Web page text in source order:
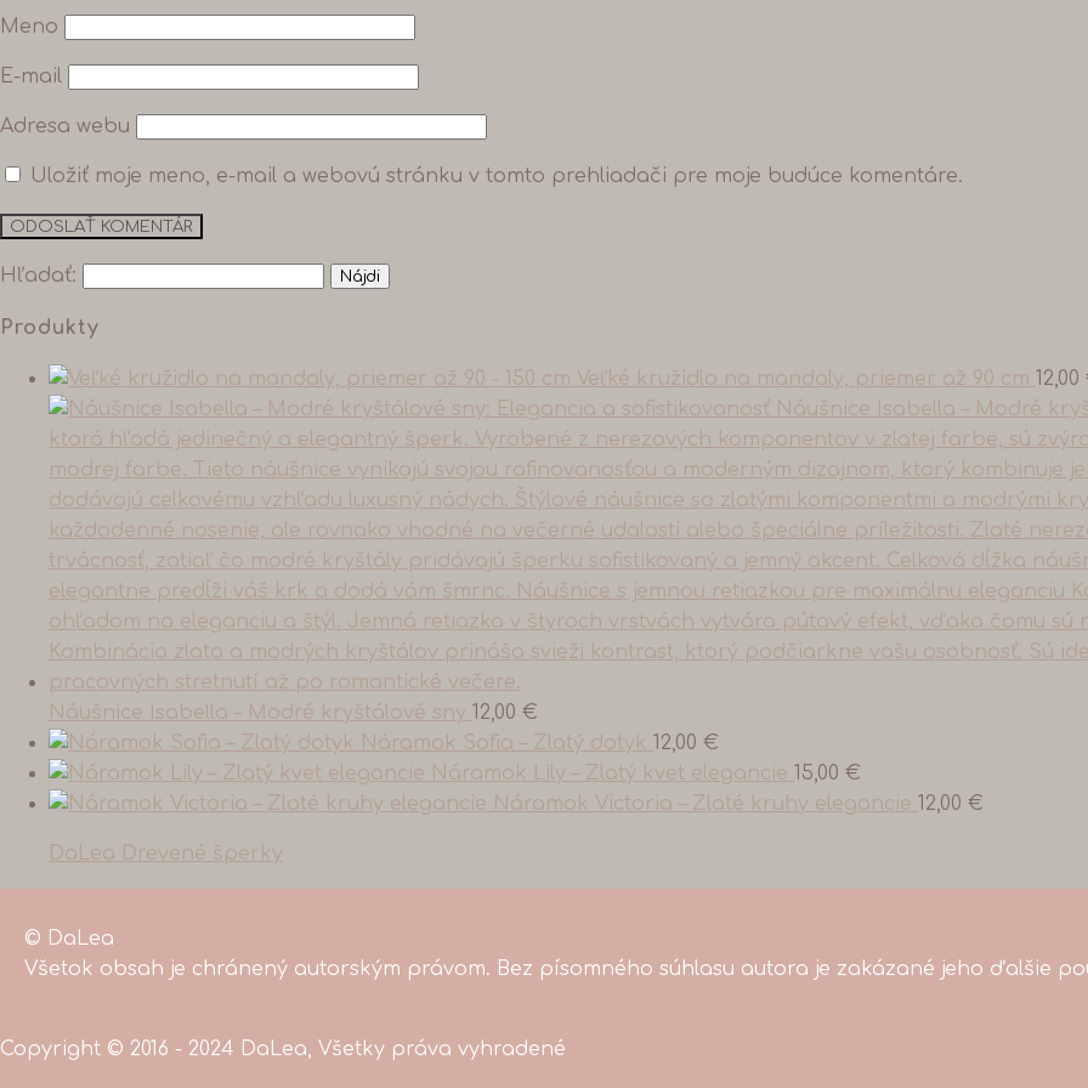
Meno
E-mail
Adresa webu
Uložiť moje meno, e-mail a webovú stránku v tomto prehliadači pre moje budúce komentáre.
Hľadať:
Produkty
Veľké kružidlo na mandaly, priemer až 90 cm 12,00
Náušnice Isabella – Modré kryštálové sny 12,00 €
Náramok Sofia – Zlatý dotyk 12,00 €
Náramok Lily – Zlatý kvet elegancie 15,00 €
Náramok Victoria – Zlaté kruhy elegancie 12,00 €
DaLea Drevené šperky
© DaLea
Všetok obsah je chránený autorským právom. Bez písomného súhlasu autora je zakázané jeho ďalšie
Copyright © 2016 - 2024 DaLea, Všetky práva vyhradené